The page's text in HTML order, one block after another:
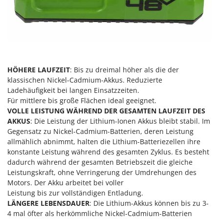
Makita
MAMMAMIA
Mastercook
McCulloch
MCH
Michelin
Mille
Minox
Mockmill
More than chef
MOSA
MOVA
HÖHERE LAUFZEIT: Bis zu dreimal höher als die der
klassischen Nickel-Cadmium-Akkus. Reduzierte
Ladehäufigkeit bei langen Einsatzzeiten.
Für mittlere bis große Flächen ideal geeignet.
VOLLE LEISTUNG WÄHREND DER GESAMTEN LAUFZEIT DES
AKKUS: Die Leistung der Lithium-Ionen Akkus bleibt stabil. Im
Gegensatz zu Nickel-Cadmium-Batterien, deren Leistung
allmählich abnimmt, halten die Lithium-Batteriezellen ihre
konstante Leistung während des gesamten Zyklus. Es besteht
dadurch während der gesamten Betriebszeit die gleiche
Leistungskraft, ohne Verringerung der Umdrehungen des
Motors. Der Akku arbeitet bei voller
Leistung bis zur vollständigen Entladung.
LÄNGERE LEBENSDAUER: Die Lithium-Akkus können bis zu 3-
4 mal öfter als herkömmliche Nickel-Cadmium-Batterien